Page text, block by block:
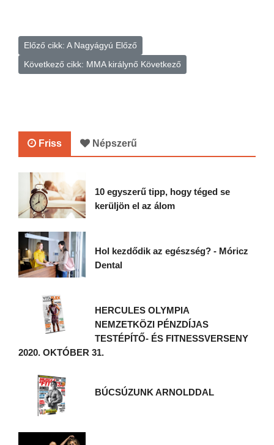
Előző cikk: A Nagyágyú Előző
Következő cikk: MMA királynő Következő
Friss Népszerű
10 egyszerű tipp, hogy téged se
kerüljön el az álom
Hol kezdődik az egészség? - Móricz
Dental
HERCULES OLYMPIA
NEMZETKÖZI PÉNZDÍJAS
TESTÉPÍTŐ- ÉS FITNESSVERSENY
2020. OKTÓBER 31.
BÚCSÚZUNK ARNOLDDAL